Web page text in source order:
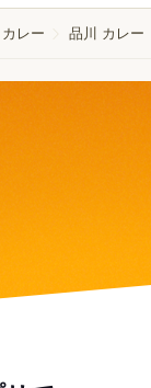
レー 品川 カレー